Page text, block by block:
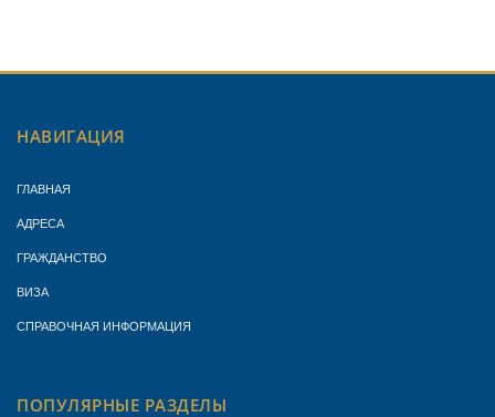
НАВИГАЦИЯ
ГЛАВНАЯ
АДРЕСА
ГРАЖДАНСТВО
ВИЗА
СПРАВОЧНАЯ ИНФОРМАЦИЯ
ПОПУЛЯРНЫЕ РАЗДЕЛЫ